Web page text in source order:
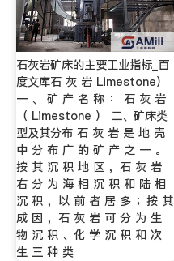
石灰岩矿床的主要工业指标_百
度文库石 灰 岩 Limestone）
一 、 矿 产 名 称 ： 石 灰 岩
（ Limestone ） 二、矿床类
型及其分布 石 灰 岩 是 地 壳
中 分 布 广 的 矿 产 之 一 。
按 其 沉 积 地 区 ，石 灰 岩
右 分 为 海 相 沉 积 和 陆 相
沉 积 ，以 前 者 居 多 ；按 其
成 因 ，石 灰 岩 可 分 为 生
物 沉 积 、化 学 沉 积 和 次
生 三 种 类